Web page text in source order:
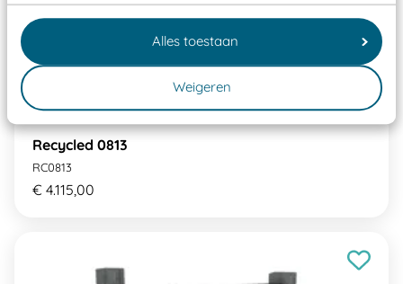
Alles toestaan
Weigeren
Recycled 0813
RC0813
€ 4.115,00